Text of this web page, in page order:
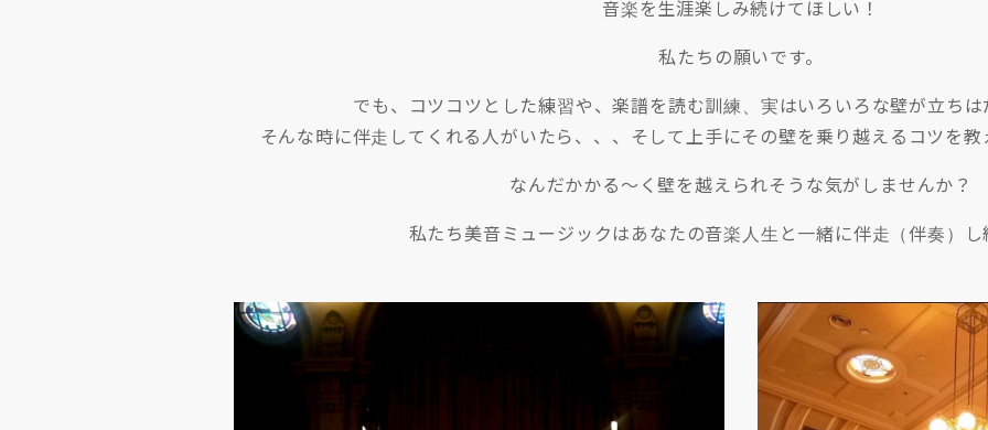
音楽を生涯楽しみ続けてほしい！
私たちの願いです。
でも、コツコツとした練習や、楽譜を読む訓練、実はいろいろな壁が立ち
そんな時に伴走してくれる人がいたら、、、そして上手にその壁を乗り越えるコツを
なんだかかる〜く壁を越えられそうな気がしませんか？
私たち美音ミュージックはあなたの音楽人生と一緒に伴走（伴奏）し